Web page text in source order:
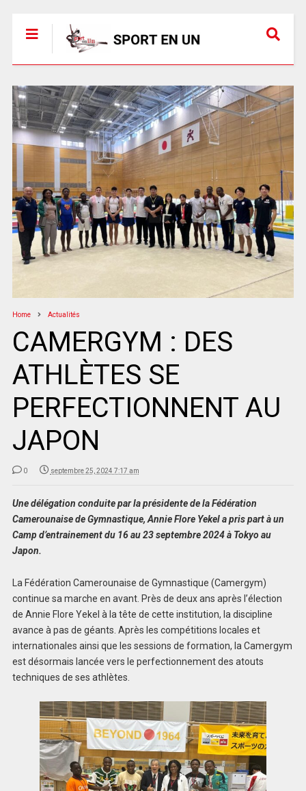
Home Actualités
CAMERGYM : DES
ATHLÈTES SE
PERFECTIONNENT AU
JAPON
0 septembre 25, 2024 7:17 am
Une délégation conduite par la présidente de la Fédération
Camerounaise de Gymnastique, Annie Flore Yekel a pris part à un
Camp d’entrainement du 16 au 23 septembre 2024 à Tokyo au
Japon.
La Fédération Camerounaise de Gymnastique (Camergym)
continue sa marche en avant. Près de deux ans après l’élection
de Annie Flore Yekel à la tête de cette institution, la discipline
avance à pas de géants. Après les compétitions locales et
internationales ainsi que les sessions de formation, la Camergym
est désormais lancée vers le perfectionnement des atouts
techniques de ses athlètes.